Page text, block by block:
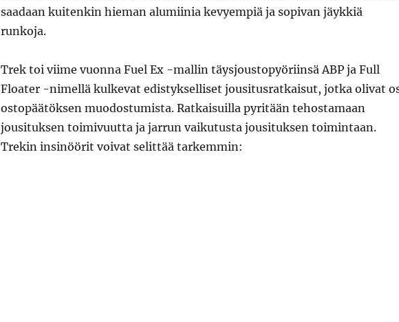
saadaan kuitenkin hieman alumiinia kevyempiä ja sopivan jäykkiä
runkoja.
Trek toi viime vuonna Fuel Ex -mallin täysjoustopyöriinsä ABP ja Full
Floater -nimellä kulkevat edistykselliset jousitusratkaisut, jotka olivat
ostopäätöksen muodostumista. Ratkaisuilla pyritään tehostamaan
jousituksen toimivuutta ja jarrun vaikutusta jousituksen toimintaan.
Trekin insinöörit voivat selittää tarkemmin: